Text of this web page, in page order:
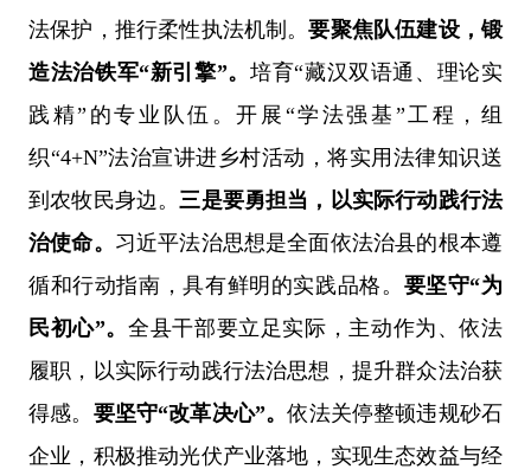
法保护，推行柔性执法机制。要聚焦队伍建设，锻
造法治铁军“新引擎”。培育“藏汉双语通、理论实
践精” 的专业队伍。开展 “学法强基 ” 工程，组
织“4+N”法治宣讲进乡村活动，将实用法律知识送
到农牧民身边。 三是要勇担当，以实际行动践行法
治使命。 习近平法治思想是全面依法治县的根本遵
循和行动指南，具有鲜明的实践品格。 要坚守“为
民初心”。全县干部要立足实际，主动作为、依法
履职，以实际行动践行法治思想，提升群众法治获
得感。 要坚守“改革决心”。依法关停整顿违规砂石
企业，积极推动光伏产业落地，实现生态效益与经